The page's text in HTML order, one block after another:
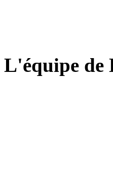
L'équipe de